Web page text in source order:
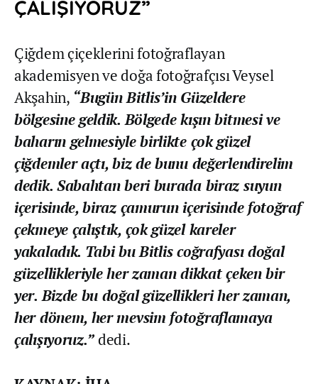
ÇALIŞIYORUZ”
Çiğdem çiçeklerini fotoğraflayan
akademisyen ve doğa fotoğrafçısı Veysel
Akşahin, “Bugün Bitlis’in Güzeldere
bölgesine geldik. Bölgede kışın bitmesi ve
baharın gelmesiyle birlikte çok güzel
çiğdemler açtı, biz de bunu değerlendirelim
dedik. Sabahtan beri burada biraz suyun
içerisinde, biraz çamurun içerisinde fotoğraf
çekmeye çalıştık, çok güzel kareler
yakaladık. Tabi bu Bitlis coğrafyası doğal
güzellikleriyle her zaman dikkat çeken bir
yer. Bizde bu doğal güzellikleri her zaman,
her dönem, her mevsim fotoğraflamaya
çalışıyoruz.”dedi.